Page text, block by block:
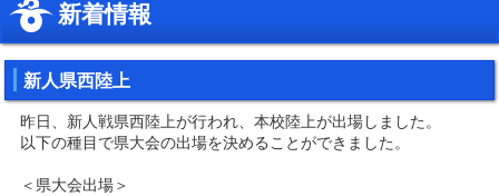
新着情報
新人県西陸上
昨日、新人戦県西陸上が行われ、本校陸上が出場しました。
以下の種目で県大会の出場を決めることができました。
＜県大会出場＞